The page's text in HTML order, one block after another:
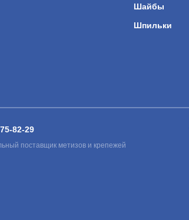
Шайбы
Шпильки
82-29
поставщик метизов и крепежей